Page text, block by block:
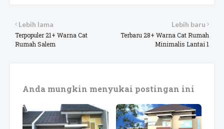
Lebih baru
Terbaru 28+ Warna Cat Rumah
Minimalis Lantai 1
Lebih lama
Terpopuler 21+ Warna Cat
Rumah Salem
Anda mungkin menyukai postingan ini